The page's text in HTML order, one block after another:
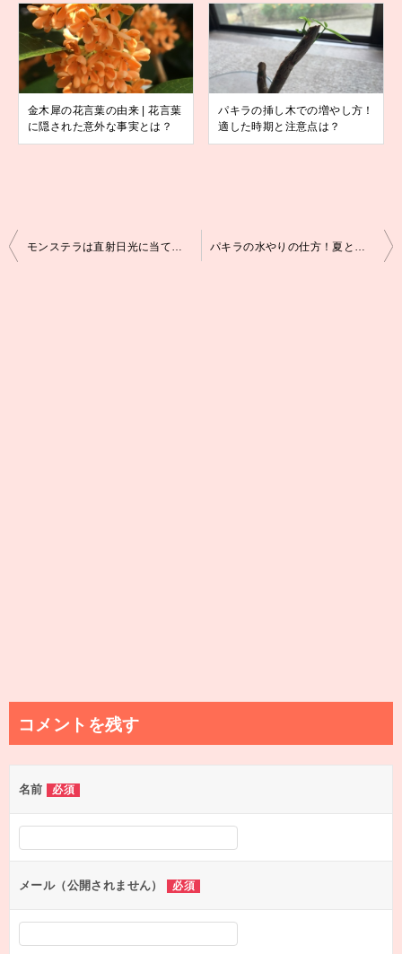
金木犀の花言葉の由来 | 花言葉
に隠された意外な事実とは？
パキラの挿し木での増やし方！
適した時期と注意点は？
投
モンステラは直射日光に当てても大丈夫？季節で変わる？ パキラの水やりの仕方！夏と冬ではどう違う？頻度は？
コメントを残す
名前 必須
メール（公開されません） 必須